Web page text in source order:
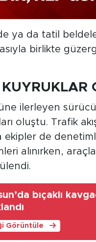
ya da tatil
birlikte
ilerleyen
oluştu. Trafik
ekipler de
alınırken,
bıçaklı
Görüntüle